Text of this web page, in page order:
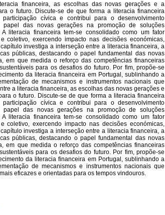
financeira, as escolhas das novas gerações e a
o futuro. Discute-se de que forma a literacia financeira
cívica e contribui para o desenvolvimento
papel das novas gerações na promoção de soluções
literacia financeira tem-se consolidado como um fator
coletivo, exercendo impacto nas decisões económicas,
investiga a interseção entre a literacia financeira, a
públicas, destacando o papel fundamental das novas
em que medida o reforço das competências financeiras
para os desafios do futuro. Por fim, propõe-se
da literacia financeira em Portugal, sublinhando a
de mecanismos e instrumentos nacionais que
a literacia financeira, as escolhas das novas gerações e
o futuro. Discute-se de que forma a literacia financeira
cívica e contribui para o desenvolvimento
papel das novas gerações na promoção de soluções
literacia financeira tem-se consolidado como um fator
coletivo, exercendo impacto nas decisões económicas,
investiga a interseção entre a literacia financeira, a
públicas, destacando o papel fundamental das novas
em que medida o reforço das competências financeiras
para os desafios do futuro. Por fim, propõe-se
da literacia financeira em Portugal, sublinhando a
de mecanismos e instrumentos nacionais que
eficazes e orientadas para os tempos vindouros.